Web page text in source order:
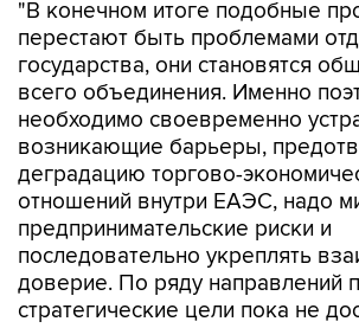
"В конечном итоге подобные
перестают быть проблемами
государства, они становятся
всего объединения. Именно
необходимо своевременно
возникающие барьеры,
деградацию торгово-
отношений внутри ЕАЭС, надо
предпринимательские риски и
последовательно укреплять
доверие. По ряду направлений
стратегические цели пока не